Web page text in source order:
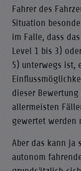
Fahrer des
Situation
im Falle, dass
Level 1 bis 3)
5) unterwegs ist,
dieser
allermeisten
gewertet werden
Aber das kann ja
autonom